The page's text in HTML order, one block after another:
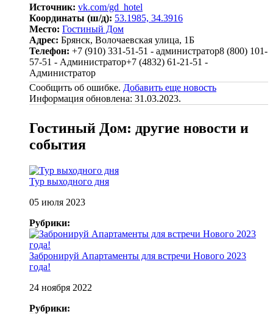
Источник: vk.com/gd_hotel
Координаты (ш/д): 53.1985, 34.3916
Место: Гостиный Дом
Адрес: Брянск, Волочаевская улица, 1Б
Телефон: +7 (910) 331-51-51 - администратор8 (800) 101-
57-51 - Администратор+7 (4832) 61-21-51 -
Администратор
Сообщить об ошибке. Добавить еще новость
Информация обновлена: 31.03.2023.
Гостиный Дом: другие новости и
события
Тур выходного дня
05 июля 2023
Рубрики:
Забронируй Апартаменты для встречи Нового 2023
года!
24 ноября 2022
Рубрики: